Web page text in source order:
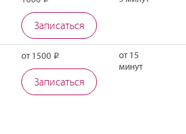
Записаться
от 1500 Р
Записаться
от 15
минут